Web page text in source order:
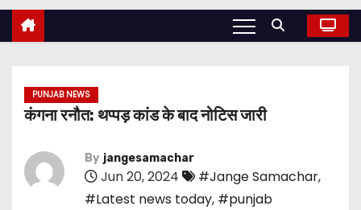
PUNJAB NEWS
कंगना रनौत: थप्पड़ कांड के बाद नोटिस जारी
By jangesamachar
Jun 20, 2024 #Jange Samachar,
#Latest news today, #punjab